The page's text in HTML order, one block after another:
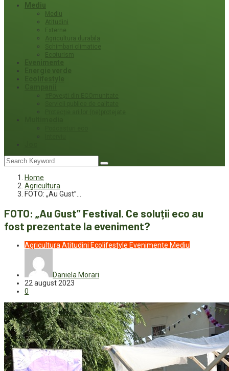
Mediu
Mediu
Atitudini
Externe
Agricultura durabila
Schimbari climatice
Ecoturism
Home
Agricultura
FOTO: „Au Gust”…
FOTO: „Au Gust” Festival. Ce soluții eco au
fost prezentate la eveniment?
AgriculturaAtitudini Ecolifestyle Evenimente Mediu
Daniela Morari
22 august 2023
0